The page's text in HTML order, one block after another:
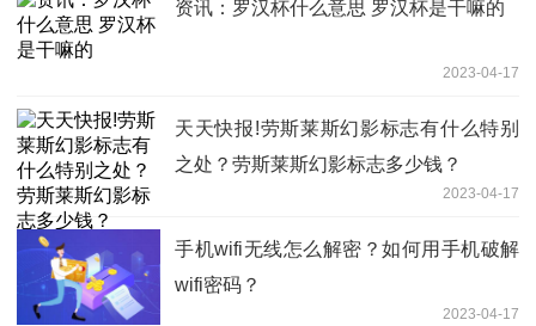
资讯：罗汉杯什么意思 罗汉杯是干嘛的
2023-04-17
天天快报!劳斯莱斯幻影标志有什么特别
之处？劳斯莱斯幻影标志多少钱？
2023-04-17
手机wifi无线怎么解密？如何用手机破解
wifi密码？
2023-04-17